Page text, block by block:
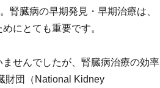
腎臓病の早期発見・早期治療は、
にとても重要です。
せんでしたが、腎臓病治療の効率
財団（National Kidney